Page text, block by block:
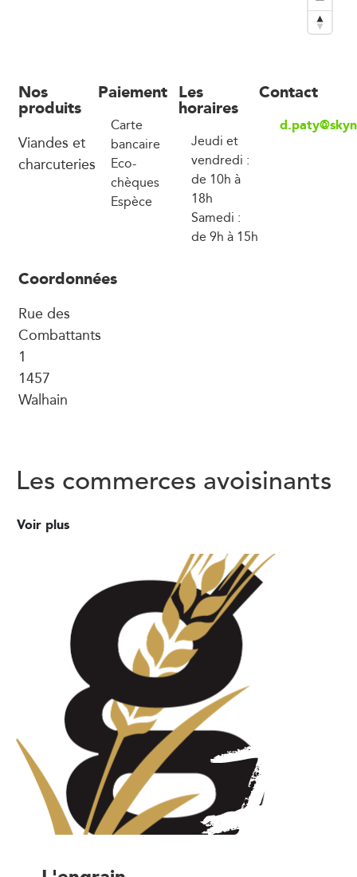
Nos
produits
Viandes et
charcuteries
Paiement
Carte
bancaire
Eco-
chèques
Espèce
Les
horaires
Jeudi et
vendredi :
de 10h à
18h
Samedi :
de 9h à 15h
Contact
Coordonnées
Rue des
Combattants
1
1457
Walhain
Les commerces avoisinants
Voir plus